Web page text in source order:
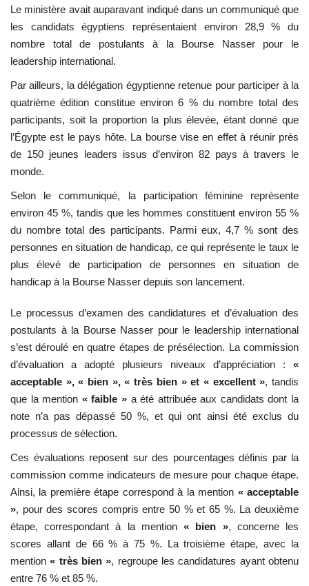
Le ministère avait auparavant indiqué dans un communiqué que
les candidats égyptiens représentaient environ 28,9 % du
nombre total de postulants à la Bourse Nasser pour le
leadership international.
Par ailleurs, la délégation égyptienne retenue pour participer à la
quatrième édition constitue environ 6 % du nombre total des
participants, soit la proportion la plus élevée, étant donné que
l’Égypte est le pays hôte. La bourse vise en effet à réunir près
de 150 jeunes leaders issus d’environ 82 pays à travers le
monde.
Selon le communiqué, la participation féminine représente
environ 45 %, tandis que les hommes constituent environ 55 %
du nombre total des participants. Parmi eux, 4,7 % sont des
personnes en situation de handicap, ce qui représente le taux le
plus élevé de participation de personnes en situation de
handicap à la Bourse Nasser depuis son lancement.
Le processus d’examen des candidatures et d’évaluation des
postulants à la Bourse Nasser pour le leadership international
s’est déroulé en quatre étapes de présélection. La commission
d’évaluation a adopté plusieurs niveaux d’appréciation : «
acceptable », « bien », « très bien » et « excellent », tandis
que la mention « faible »a été attribuée aux candidats dont la
note n’a pas dépassé 50 %, et qui ont ainsi été exclus du
processus de sélection.
Ces évaluations reposent sur des pourcentages définis par la
commission comme indicateurs de mesure pour chaque étape.
Ainsi, la première étape correspond à la mention « acceptable
», pour des scores compris entre 50 % et 65 %. La deuxième
étape, correspondant à la mention« bien », concerne les
scores allant de 66 % à 75 %. La troisième étape, avec la
mention« très bien », regroupe les candidatures ayant obtenu
entre 76 % et 85 %.